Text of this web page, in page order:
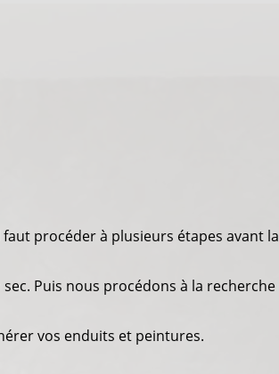
procéder à plusieurs étapes avant la
Puis nous procédons à la recherche
vos enduits et peintures.